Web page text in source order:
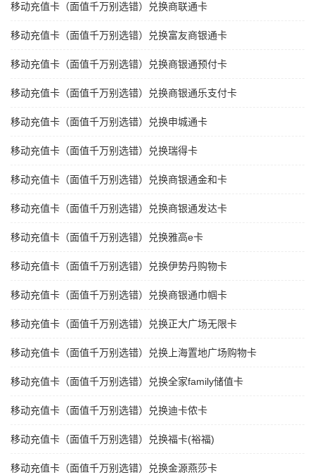
移动充值卡（面值千万别选错）兑换商联通卡
移动充值卡（面值千万别选错）兑换富友商银通卡
移动充值卡（面值千万别选错）兑换商银通预付卡
移动充值卡（面值千万别选错）兑换商银通乐支付卡
移动充值卡（面值千万别选错）兑换申城通卡
移动充值卡（面值千万别选错）兑换瑞得卡
移动充值卡（面值千万别选错）兑换商银通金和卡
移动充值卡（面值千万别选错）兑换商银通发达卡
移动充值卡（面值千万别选错）兑换雅高e卡
移动充值卡（面值千万别选错）兑换伊势丹购物卡
移动充值卡（面值千万别选错）兑换商银通巾帼卡
移动充值卡（面值千万别选错）兑换正大广场无限卡
移动充值卡（面值千万别选错）兑换上海置地广场购物卡
移动充值卡（面值千万别选错）兑换全家family储值卡
移动充值卡（面值千万别选错）兑换迪卡侬卡
移动充值卡（面值千万别选错）兑换福卡(裕福)
移动充值卡（面值千万别选错）兑换金源燕莎卡